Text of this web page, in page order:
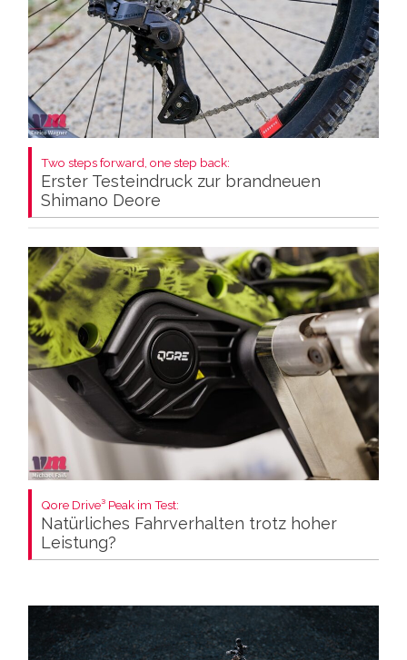
Two steps forward, one step back:
Erster Testeindruck zur brandneuen
Shimano Deore
Qore Drive³ Peak im Test:
Natürliches Fahrverhalten trotz hoher
Leistung?